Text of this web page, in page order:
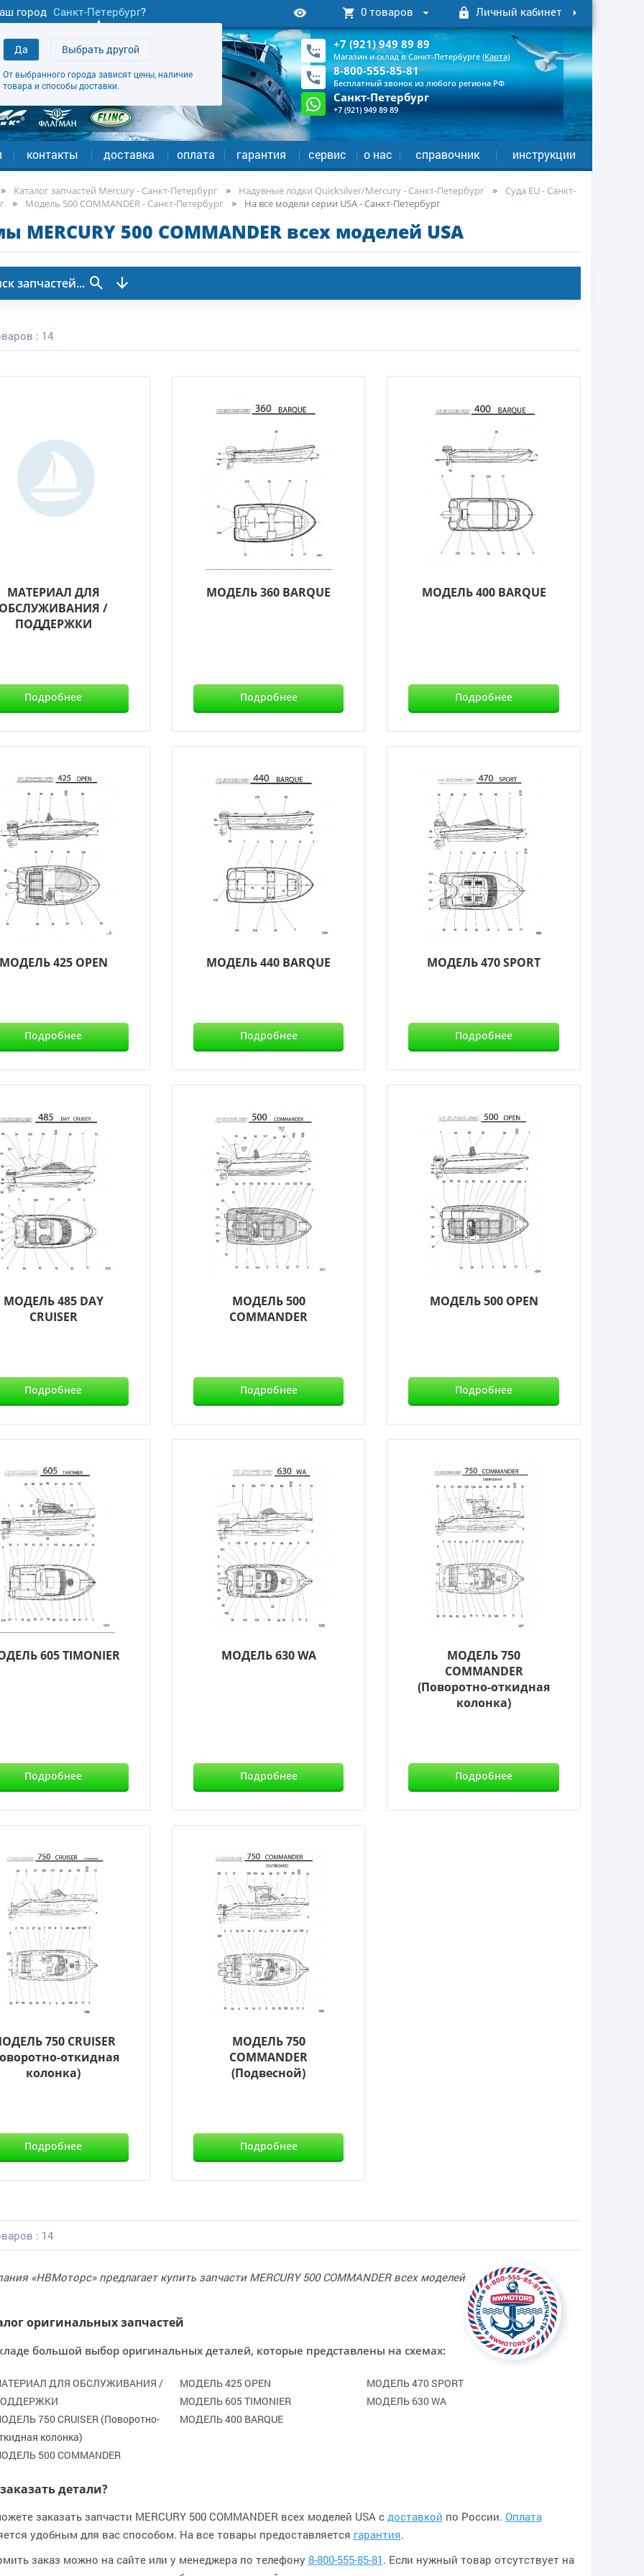
город Санкт-Петербург?
Да Выбрать другой
От выбранного города зависят цены, наличие
товара и способы доставки.
0 товаров Личный кабинет
+7 (921) 949 89 89
Магазин и склад в Санкт-Петербурге (Карта)
8-800-555-85-81
Бесплатный звонок из любого региона РФ
Санкт-Петербург
+7 (921) 949 89 89
контакты доставка оплата гарантия сервис о нас справочник инструкции
Каталог запчастей Mercury - Санкт-Петербург Надувные лодки Quicksilver/Mercury - Санкт-Петербург
Суда EU - Санкт-
Модель 500 COMMANDER - Санкт-Петербург На все модели серии USA - Санкт-Петербург
MERCURY 500 COMMANDER всех моделей USA
запчастей...
: 14
МАТЕРИАЛ ДЛЯ
/
ПОДДЕРЖКИ
Подробнее
МОДЕЛЬ 360 BARQUE
Подробнее
МОДЕЛЬ 400 BARQUE
Подробнее
425 OPEN
Подробнее
МОДЕЛЬ 440 BARQUE
Подробнее
МОДЕЛЬ 470 SPORT
Подробнее
МОДЕЛЬ 485 DAY
CRUISER
Подробнее
МОДЕЛЬ 500
COMMANDER
Подробнее
МОДЕЛЬ 500 OPEN
Подробнее
605 TIMONIER
Подробнее
МОДЕЛЬ 630 WA
Подробнее
МОДЕЛЬ 750
COMMANDER
(Поворотно-откидная
колонка)
Подробнее
750 CRUISER
откидная
колонка)
Подробнее
МОДЕЛЬ 750
COMMANDER
(Подвесной)
Подробнее
: 14
«НВМоторс» предлагает купить запчасти MERCURY 500 COMMANDER всех моделей
оригинальных запчастей
большой выбор оригинальных деталей, которые представлены на схемах:
ДЛЯ ОБСЛУЖИВАНИЯ /
750 CRUISER (Поворотно-
колонка)
500 COMMANDER
МОДЕЛЬ 425 OPEN
МОДЕЛЬ 605 TIMONIER
МОДЕЛЬ 400 BARQUE
МОДЕЛЬ 470 SPORT
МОДЕЛЬ 630 WA
детали?
заказать запчасти MERCURY 500 COMMANDER всех моделей USA с доставкой по России. Оплата
удобным для вас способом. На все товары предоставляется гарантия.
заказ можно на сайте или у менеджера по телефону 8-800-555-85-81 . Если нужный товар отсутствует на